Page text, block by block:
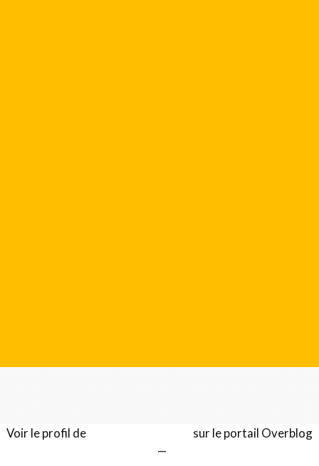
Voir le profil de sur le portail Overblog